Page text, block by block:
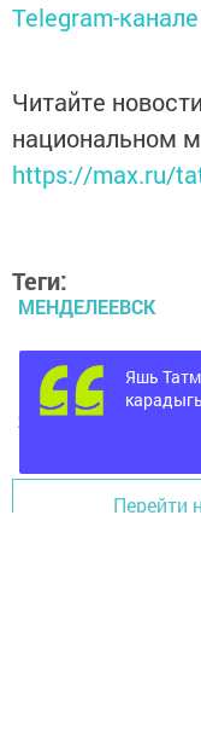
Telegram-канале
Читайте
национальном
https://max.ru/
Теги:
МЕНДЕЛЕЕВСК
МЕНДЕЛЕЕВСК
ЯЋАЛЫКЛАР
Перейти
Яшь